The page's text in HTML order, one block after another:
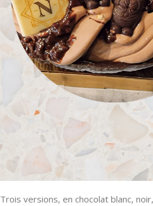
Trois versions, en chocolat blanc,